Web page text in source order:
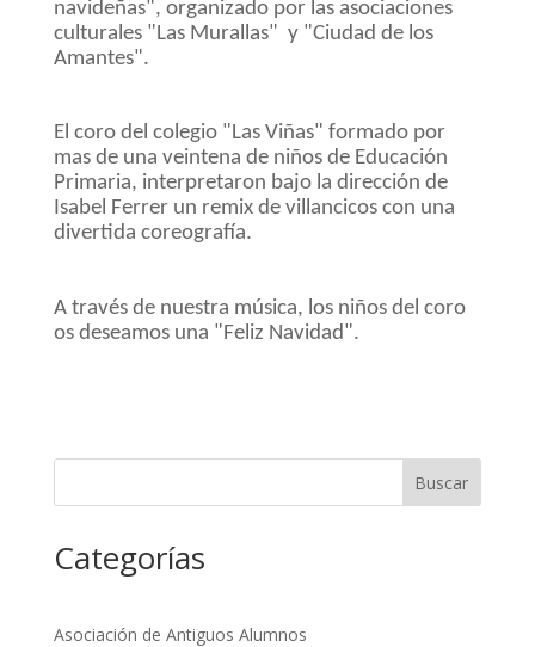
navideñas", organizado por las asociaciones
culturales "Las Murallas" y "Ciudad de los
Amantes".
El coro del colegio "Las Viñas" formado por
mas de una veintena de niños de Educación
Primaria, interpretaron bajo la dirección de
Isabel Ferrer un remix de villancicos con una
divertida coreografía.
A través de nuestra música, los niños del coro
os deseamos una "Feliz Navidad".
Buscar
Categorías
Asociación de Antiguos Alumnos